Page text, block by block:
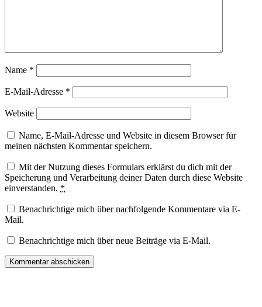
Name *
E-Mail-Adresse *
Website
Name, E-Mail-Adresse und Website in diesem Browser für
meinen nächsten Kommentar speichern.
Mit der Nutzung dieses Formulars erklärst du dich mit der
Speicherung und Verarbeitung deiner Daten durch diese Website
einverstanden. *
Benachrichtige mich über nachfolgende Kommentare via E-
Mail.
Benachrichtige mich über neue Beiträge via E-Mail.